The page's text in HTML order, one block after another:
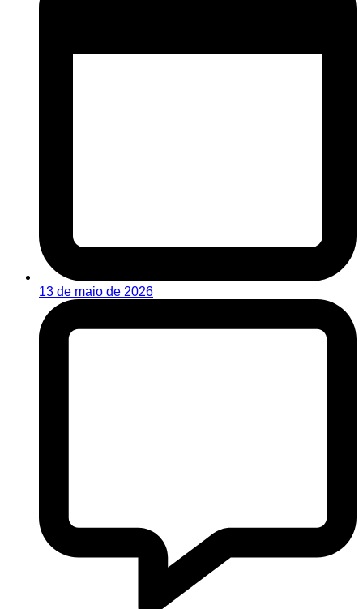
13 de maio de 2026